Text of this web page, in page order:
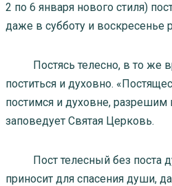
2 по 6 января нового стиля)
даже в субботу и воскресенье
Постясь телесно, в то же
поститься и духовно.
постимся и духовне,
заповедует Святая Церковь.
Пост телесный без поста
приносит для спасения души,